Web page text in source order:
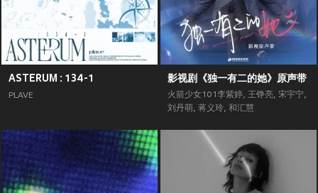
ASTERUM : 134-1
PLAVE
影视剧《独一有二的她》原声带
火箭少女101李紫婷, 王铮亮, 宋宇宁,
刘丹萌, 蒋义玲, 和汇慧